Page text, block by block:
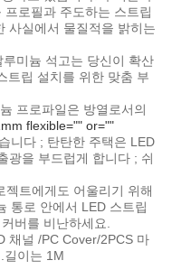
로필과 주도하는 스트립
사실에서 물질적을 밝히는
미늄 석고는 당신이 확산
트립 설치를 위한 맞춤 부
프로파일은 방열로서의
flexible="" or=""
니다 ; 탄탄한 주택은 LED
광을 부드럽게 합니다 ; 쉬
젝트에게도 어울리기 위해
통로 안에서 LED 스트립
버를 비난하세요.
채널 /PC Cover/2PCS 마
길이는 1M